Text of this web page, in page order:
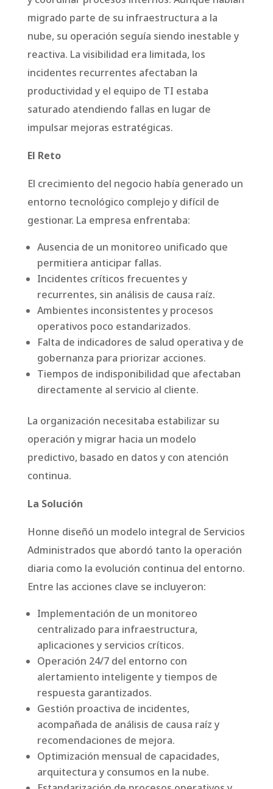
migrado parte de su infraestructura a la
nube, su operación seguía siendo inestable y
reactiva. La visibilidad era limitada, los
incidentes recurrentes afectaban la
productividad y el equipo de TI estaba
saturado atendiendo fallas en lugar de
impulsar mejoras estratégicas.
El Reto
El crecimiento del negocio había generado un
entorno tecnológico complejo y difícil de
gestionar. La empresa enfrentaba:
Ausencia de un monitoreo unificado que
permitiera anticipar fallas.
Incidentes críticos frecuentes y
recurrentes, sin análisis de causa raíz.
Ambientes inconsistentes y procesos
operativos poco estandarizados.
Falta de indicadores de salud operativa y de
gobernanza para priorizar acciones.
Tiempos de indisponibilidad que afectaban
directamente al servicio al cliente.
La organización necesitaba estabilizar su
operación y migrar hacia un modelo
predictivo, basado en datos y con atención
continua.
La Solución
Honne diseñó un modelo integral de Servicios
Administrados que abordó tanto la operación
diaria como la evolución continua del entorno.
Entre las acciones clave se incluyeron:
Implementación de un monitoreo
centralizado para infraestructura,
aplicaciones y servicios críticos.
Operación 24/7 del entorno con
alertamiento inteligente y tiempos de
respuesta garantizados.
Gestión proactiva de incidentes,
acompañada de análisis de causa raíz y
recomendaciones de mejora.
Optimización mensual de capacidades,
arquitectura y consumos en la nube.